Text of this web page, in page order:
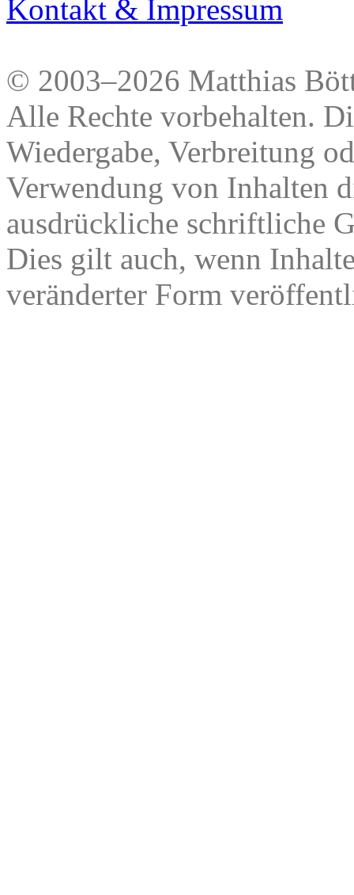
Kontakt & Impressum
© 2003–2026 Matthias
Alle Rechte vorbehalten.
Wiedergabe, Verbreitung
Verwendung von Inhalten
ausdrückliche schriftliche
Dies gilt auch, wenn
veränderter Form